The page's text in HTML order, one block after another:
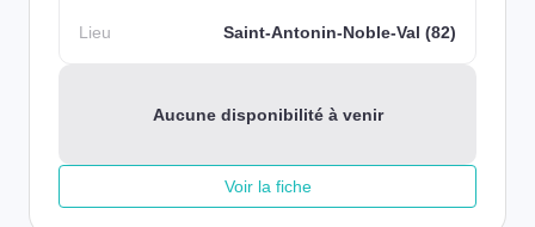
Lieu Saint-Antonin-Noble-Val (82)
Aucune disponibilité à venir
Voir la fiche